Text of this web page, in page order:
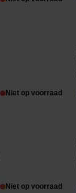
Niet op voorraad
Niet op voorraad